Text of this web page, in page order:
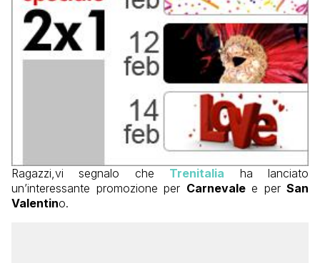
Ragazzi,vi segnalo che Trenitalia ha lanciato
un’interessante promozione per Carnevalee per San
Valentino.